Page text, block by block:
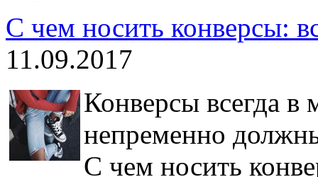
С чем носить конверсы:
11.09.2017
Конверсы всегда в
непременно
С чем носить